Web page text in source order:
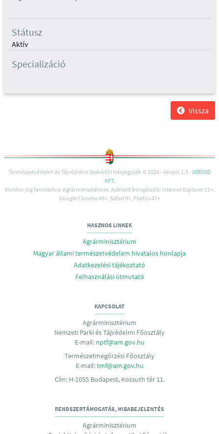
Státusz
Aktív
Specializáció
Vissza
Természetvédelmi és Tájvédelmi Szakértői Névjegyzék © 2026 - Verzió: 1.3 - XDROID
KFT.
Minden jog fenntartva: Agrárminisztérium, Ajánlott böngészők: Internet Explorer 11+,
Google Chrome 49+, Safari 9+, Firefox 47+
HASZNOS LINKEK
Agrárminisztérium
Magyar állami természetvédelem hivatalos honlapja
Adatkezelési tájékoztató
Felhasználási útmutató
KAPCSOLAT
Agrárminisztérium
Nemzeti Parki és Tájvédelmi Főosztály
E-mail: nptf@am.gov.hu
Természetmegőrzési Főosztály
E-mail:tmf@am.gov.hu
Cím: H-1055 Budapest, Kossuth tér 11.
RENDSZERTÁMOGATÁS, HIBABEJELENTÉS
Agrárminisztérium